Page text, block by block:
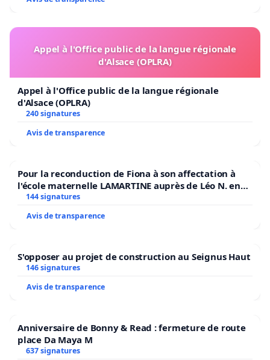
Appel à l'Office public de la langue régionale
d'Alsace (OPLRA)
Appel à l'Office public de la langue régionale
d'Alsace (OPLRA)
240 signatures
Avis de transparence
Pour la reconduction de Fiona à son affectation à
l'école maternelle LAMARTINE auprès de Léo N. en
2026/2027
144 signatures
Avis de transparence
S'opposer au projet de construction au Seignus Haut
146 signatures
Avis de transparence
Anniversaire de Bonny & Read : fermeture de route
place Da Maya M
637 signatures